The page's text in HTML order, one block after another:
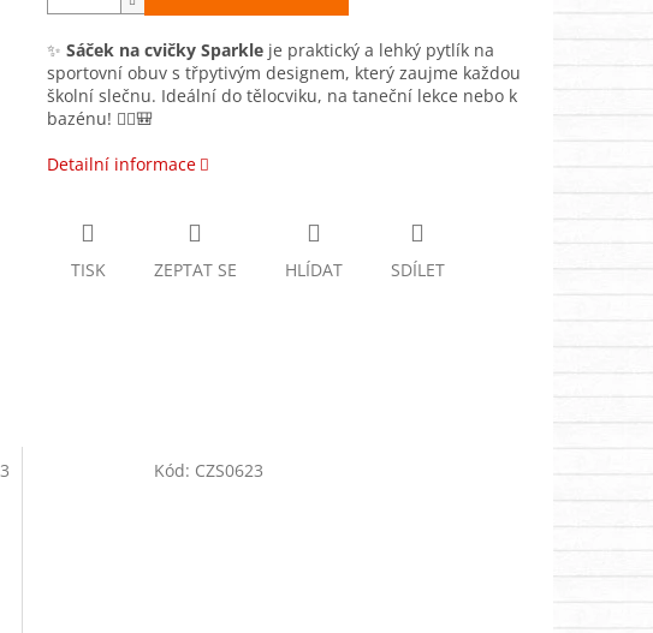
✨ Sáček na cvičky Sparkleje praktický a lehký pytlík na
sportovní obuv s třpytivým designem, který zaujme každou
školní slečnu. Ideální do tělocviku, na taneční lekce nebo k
bazénu! 🏃‍♀️🎒
Detailní informace
TISK ZEPTAT SE HLÍDAT SDÍLET
Kód: CZS0623